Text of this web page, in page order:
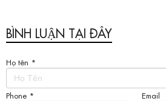
BÌNH LUẬN TẠI ĐÂY
Họ tên *
Phone * Email